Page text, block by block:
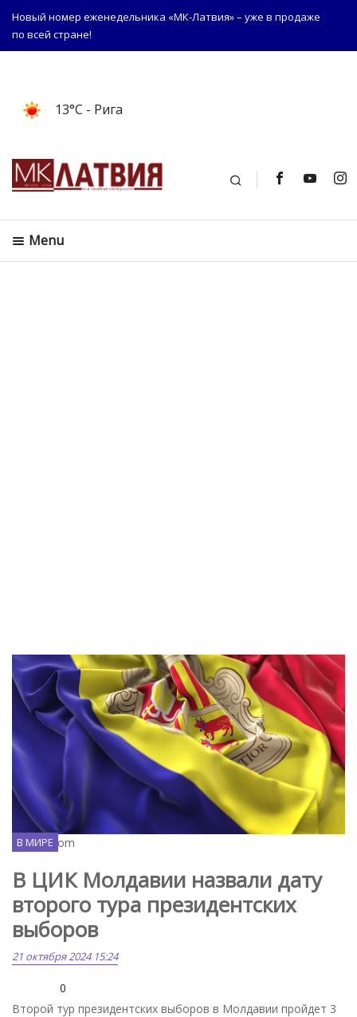
Новый номер еженедельника «МК-Латвия» – уже в продаже
по всей стране!
13°C - Рига
Поиск
Menu
Freepik.com
В МИРЕ
В ЦИК Молдавии назвали дату
второго тура президентских
выборов
21 октября 2024 15:24
0
Второй тур президентских выборов в Молдавии пройдет 3